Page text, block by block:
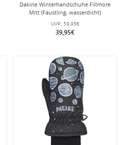
Dakine Winterhandschuhe Fillmore
Mitt (Fäustling, wasserdicht)
steingrau/nachtblau
UVP: 59,95€
39,95€